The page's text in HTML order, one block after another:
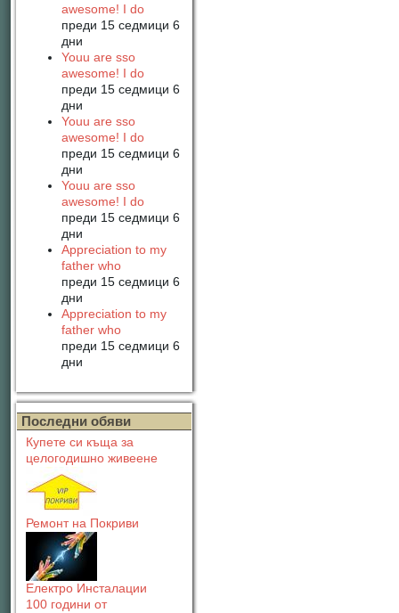
awesome! I do
преди 15 седмици 6
дни
Youu are sso
awesome! I do
преди 15 седмици 6
дни
Youu are sso
awesome! I do
преди 15 седмици 6
дни
Youu are sso
awesome! I do
преди 15 седмици 6
дни
Appreciation to my
father who
преди 15 седмици 6
дни
Appreciation to my
father who
преди 15 седмици 6
дни
Последни обяви
Купете си къща за
целогодишно живеене
Ремонт на Покриви
Електро Инсталации
100 години от